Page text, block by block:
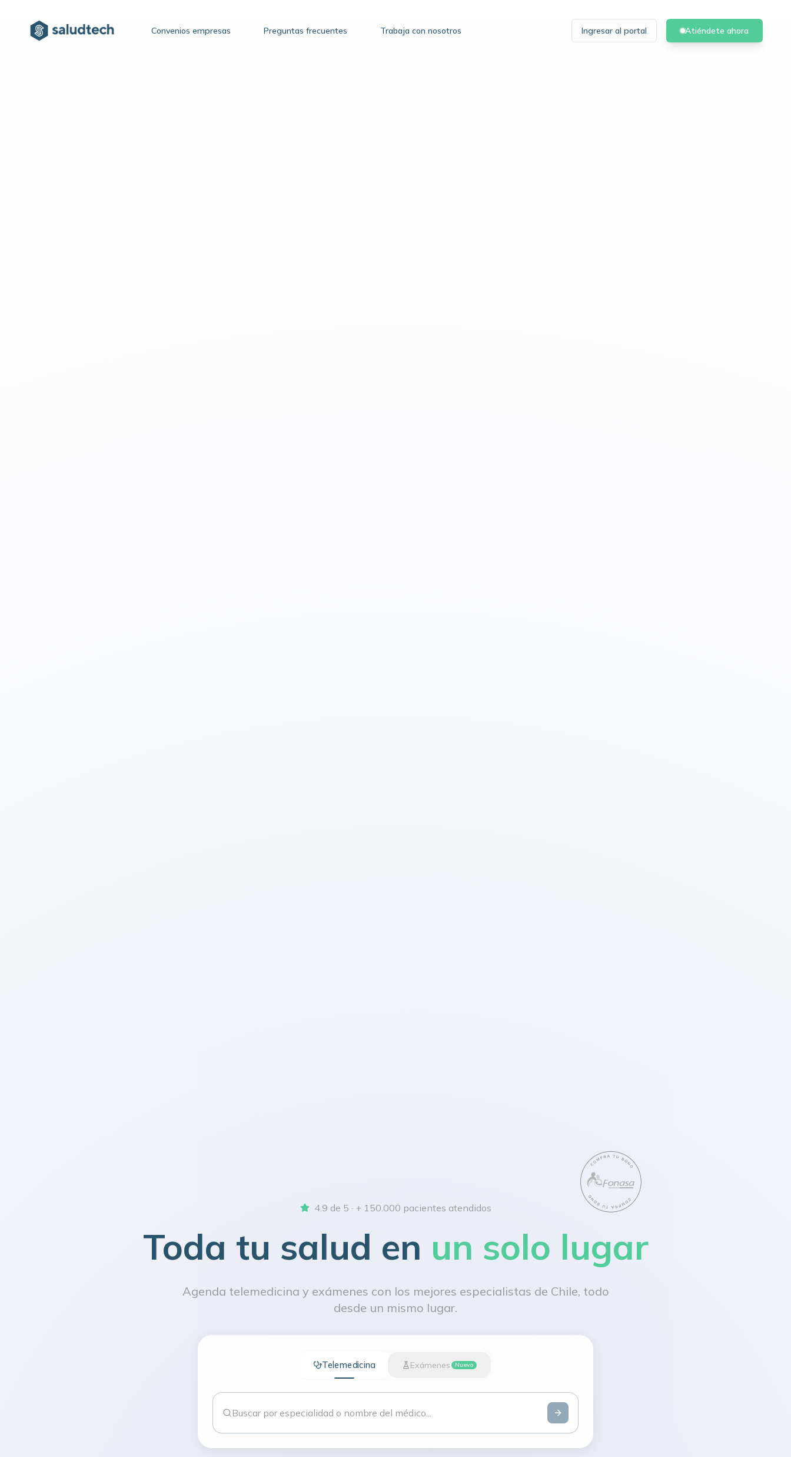
Convenios empresas Preguntas frecuentes Trabaja con nosotros Ingresar al portal Atiéndete ahora
4.9 de 5 · + 150.000 pacientes atendidos
Toda tu salud en un solo lugar
Agenda telemedicina y exámenes con los mejores especialistas de Chile, todo
desde un mismo lugar.
Telemedicina Exámenes Nuevo